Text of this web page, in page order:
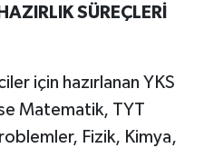
SÜREÇLERİ
için hazırlanan YKS
Matematik, TYT
Fizik, Kimya,